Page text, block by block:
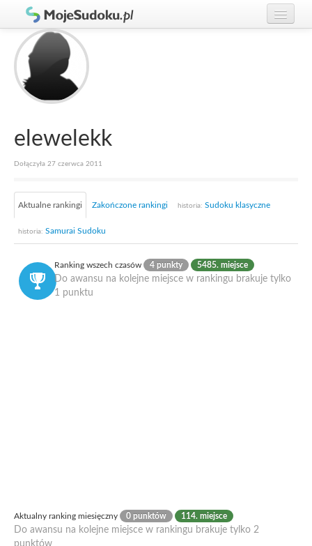
Graj w Sudoku!
Zasady Sudoku
Rankingi
Gracze
elewelekk
Dołączyła 27 czerwca 2011
Aktualne rankingi Zakończone rankingi historia: Sudoku klasyczne
historia: Samurai Sudoku
Ranking wszech czasów 4 punkty 5485. miejsce
Do awansu na kolejne miejsce w rankingu brakuje tylko
1 punktu
Aktualny ranking miesięczny 0 punktów 114. miejsce
Do awansu na kolejne miejsce w rankingu brakuje tylko 2
punktów